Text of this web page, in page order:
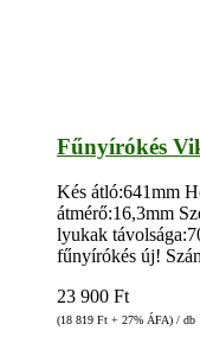
Fűnyírókés
Kés átló:641mm
átmérő:16,3mm
lyukak
fűnyírókés új!
23 900 Ft
(18 819 Ft + 27% ÁFA) / db